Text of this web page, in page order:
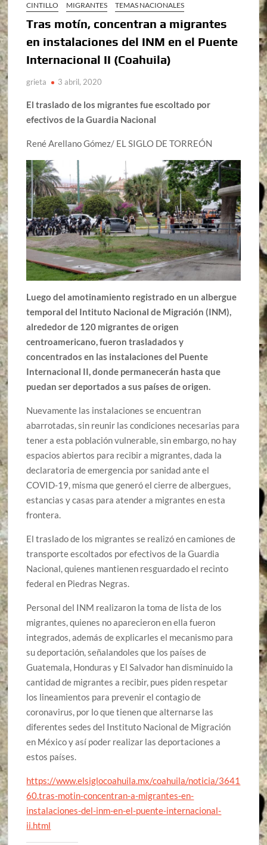
CINTILLO MIGRANTES TEMAS NACIONALES
Tras motín, concentran a migrantes
en instalaciones del INM en el Puente
Internacional II (Coahuila)
grieta 3 abril, 2020
El traslado de los migrantes fue escoltado por
efectivos de la Guardia Nacional
René Arellano Gómez/ EL SIGLO DE TORREÓN
Luego del amotinamiento registrado en un albergue
temporal del Intituto Nacional de Migración (INM),
alrededor de 120 migrantes de origen
centroamericano, fueron trasladados y
concentrados en las instalaciones del Puente
Internacional II, donde permanecerán hasta que
puedan ser deportados a sus países de origen.
Nuevamente las instalaciones se encuentran
abarrotadas, sin reunir las condiciones necesarias para
tener a esta población vulnerable, sin embargo, no hay
espacios abiertos para recibir a migrantes, dada la
declaratoria de emergencia por sanidad ante el
COVID-19, misma que generó el cierre de albergues,
estancias y casas para atender a migrantes en esta
frontera.
El traslado de los migrantes se realizó en camiones de
transporte escoltados por efectivos de la Guardia
Nacional, quienes mantienen resguardado el recinto
federal en Piedras Negras.
Personal del INM realizaron la toma de lista de los
migrantes, quienes no aparecieron en ella fueron
integrados, además de explicarles el mecanismo para
su deportación, señalandoles que los países de
Guatemala, Honduras y El Salvador han disminuido la
cantidad de migrantes a recibir, pues piden respetar
los lineamientos para prevenir el contagio de
coronavirus, por lo que tienen que alternarse las
diferentes sedes del Instituto Nacional de Migración
en México y así poder realizar las deportaciones a
estos países.
https://www.elsiglocoahuila.mx/coahuila/noticia/3641
60.tras-motin-concentran-a-migrantes-en-
instalaciones-del-inm-en-el-puente-internacional-
ii.html